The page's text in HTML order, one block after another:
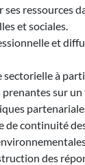
ressources
et sociales.
et
à
prenantes sur
de continuité
des